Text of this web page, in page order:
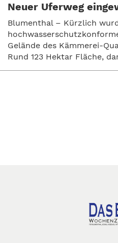
Neuer Uferweg
Blumenthal – Kürzlich
Gelände des Kämmerei-
Rund 123 Hektar Fläche,